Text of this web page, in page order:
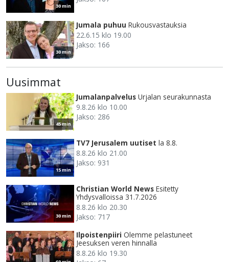
30 min
30 min
Jumala puhuu Rukousvastauksia
22.6.15 klo 19.00
Jakso: 166
Uusimmat
45 min
Jumalanpalvelus Urjalan seurakunnasta
9.8.26 klo 10.00
Jakso: 286
15 min
TV7 Jerusalem uutiset la 8.8.
8.8.26 klo 21.00
Jakso: 931
30 min
Christian World News Esitetty
Yhdysvalloissa 31.7.2026
8.8.26 klo 20.30
Jakso: 717
Ilpoistenpiiri Olemme pelastuneet
Jeesuksen veren hinnalla
8.8.26 klo 19.30